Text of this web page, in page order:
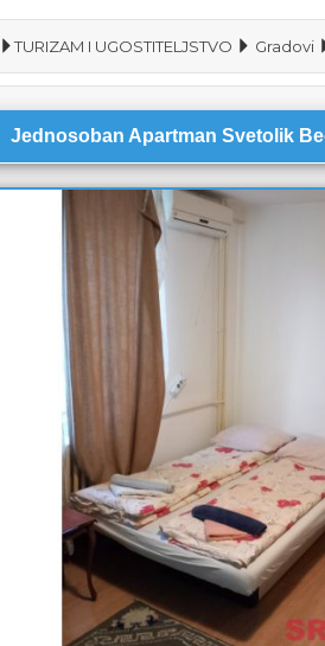
TURIZAM I UGOSTITELJSTVO Gradovi
Jednosoban Apartman Svetolik